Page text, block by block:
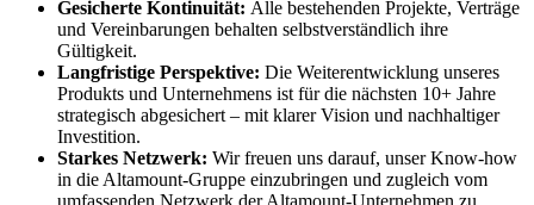
Gesicherte Kontinuität: Alle bestehenden Projekte, Verträge
und Vereinbarungen behalten selbstverständlich ihre
Gültigkeit.
Langfristige Perspektive: Die Weiterentwicklung unseres
Produkts und Unternehmens ist für die nächsten 10+ Jahre
strategisch abgesichert – mit klarer Vision und nachhaltiger
Investition.
Starkes Netzwerk: Wir freuen uns darauf, unser Know-how
in die Altamount-Gruppe einzubringen und zugleich vom